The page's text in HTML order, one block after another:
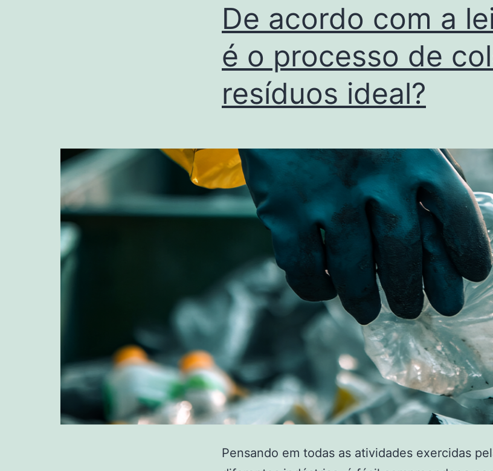
De acordo com a
é o processo de
resíduos ideal?
Pensando em todas as atividades exercidas